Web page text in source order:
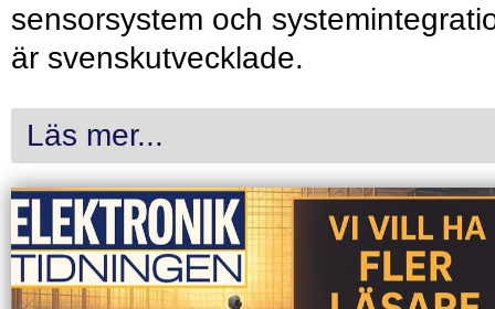
sensorsystem och
är svenskutvecklade.
Läs mer...